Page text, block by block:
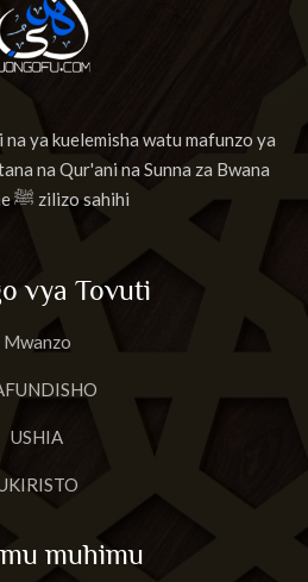
ya kuelemisha watu mafunzo ya
na Qur'ani na Sunna za Bwana
Mtume ﷺ zilizo sahihi
vya Tovuti
Mwanzo
USHIA
muhimu